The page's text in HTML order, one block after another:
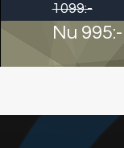
1099:-
Nu 995:-